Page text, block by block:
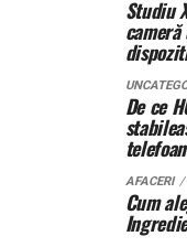
La marginea unui
fost folosit constant
împrejmuit. L-a
Proprietarul din
intervenit timp de
Când decide să
380 V
pe
Studiu
De ce
AFACERI
Cum